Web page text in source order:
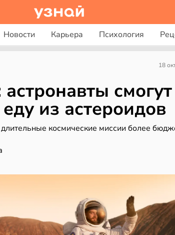
Новости Карьера Психология
18
астронавты смогут
из астероидов
космические миссии более